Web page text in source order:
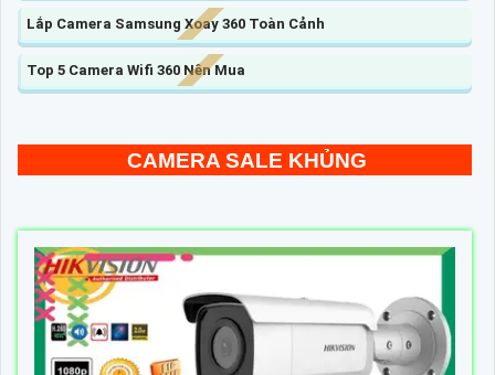
Lắp Camera Samsung Xoay 360 Toàn Cảnh
Top 5 Camera Wifi 360 Nên Mua
CAMERA SALE KHỦNG